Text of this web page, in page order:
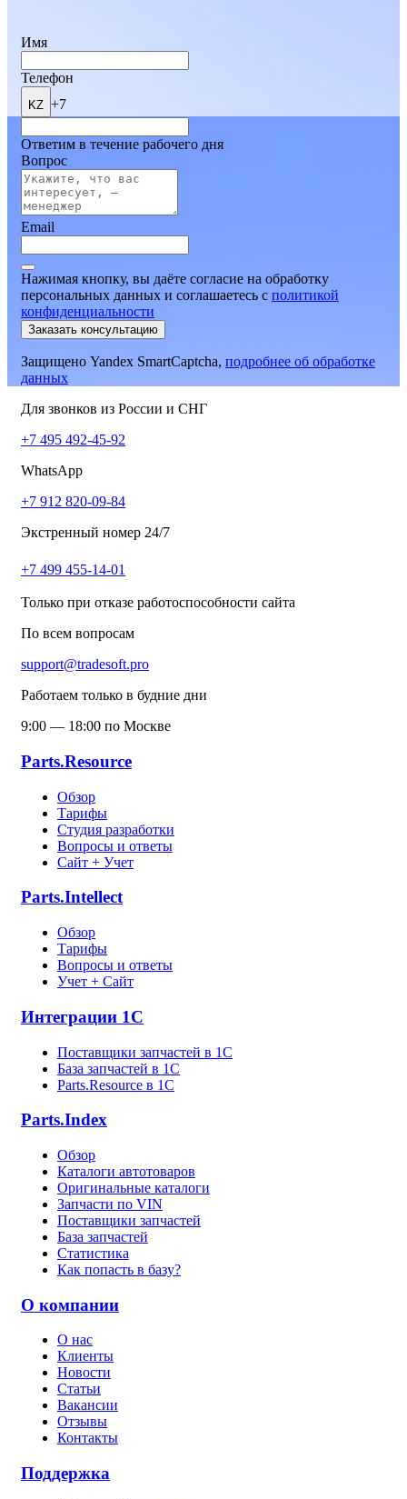
Имя
Телефон
KZ +7
Ответим в течение рабочего дня
Вопрос
Email
Нажимая кнопку, вы даёте согласие на обработку
персональных данных и соглашаетесь c политикой
конфиденциальности
Заказать консультацию
Защищено Yandex SmartCaptcha, подробнее об обработке
данных
Для звонков из России и СНГ
+7 495 492-45-92
WhatsApp
+7 912 820-09-84
Экстренный номер 24/7
+7 499 455-14-01
Только при отказе работоспособности сайта
По всем вопросам
support@tradesoft.pro
Работаем только в будние дни
9:00 — 18:00 по Москве
Parts.Resource
Обзор
Тарифы
Студия разработки
Вопросы и ответы
Сайт + Учет
Parts.Intellect
Обзор
Тарифы
Вопросы и ответы
Учет + Сайт
Интеграции 1С
Поставщики запчастей в 1C
База запчастей в 1С
Parts.Resource в 1C
Parts.Index
Обзор
Каталоги автотоваров
Оригинальные каталоги
Запчасти по VIN
Поставщики запчастей
База запчастей
Статистика
Как попасть в базу?
О компании
О нас
Клиенты
Новости
Статьи
Вакансии
Отзывы
Контакты
Поддержка